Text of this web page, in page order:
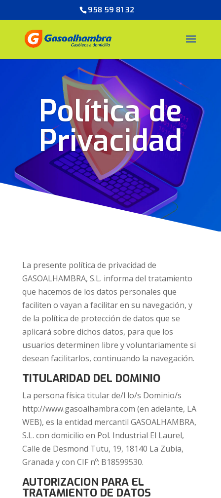
958 59 81 32
Política de
Privacidad
La presente política de privacidad de
GASOALHAMBRA, S.L. informa del tratamiento
que hacemos de los datos personales que
faciliten o vayan a facilitar en su navegación, y
de la política de protección de datos que se
aplicará sobre dichos datos, para que los
usuarios determinen libre y voluntariamente si
desean facilitarlos, continuando la navegación.
TITULARIDAD DEL DOMINIO
La persona física titular de/l lo/s Dominio/s
http://www.gasoalhambra.com (en adelante, LA
WEB), es la entidad mercantil GASOALHAMBRA,
S.L. con domicilio en Pol. Industrial El Laurel,
Calle de Desmond Tutu, 19, 18140 La Zubia,
Granada y con CIF nº: B18599530.
AUTORIZACION PARA EL
TRATAMIENTO DE DATOS